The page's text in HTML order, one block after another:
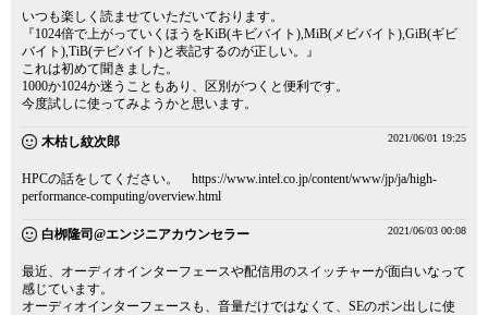
いつも楽しく読ませていただいております。
『1024倍で上がっていくほうをKiB(キビバイト),MiB(メビバイト),GiB(ギビ
バイト),TiB(テビバイト)と表記するのが正しい。』
これは初めて聞きました。
1000か1024か迷うこともあり、区別がつくと便利です。
今度試しに使ってみようかと思います。
木枯し紋次郎 2021/06/01 19:25
HPCの話をしてください。 https://www.intel.co.jp/content/www/jp/ja/high-
performance-computing/overview.html
白栁隆司@エンジニアカウンセラー 2021/06/03 00:08
最近、オーディオインターフェースや配信用のスイッチャーが面白いなって
感じています。
オーディオインターフェースも、音量だけではなくて、SEのポン出しに使